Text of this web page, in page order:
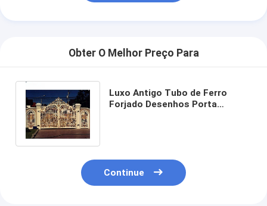
Obter O Melhor Preço Para
Luxo Antigo Tubo de Ferro
Forjado Desenhos Porta
Continue